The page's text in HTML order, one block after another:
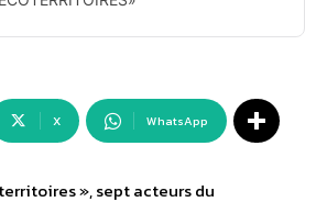
X WhatsApp
», sept acteurs du